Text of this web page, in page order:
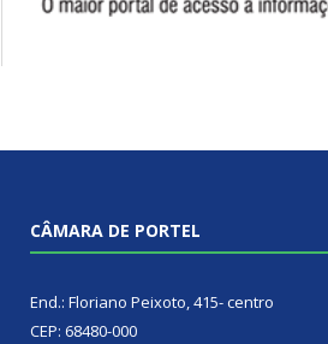
CÂMARA DE PORTEL
End.: Floriano Peixoto, 415- centro
CEP: 68480-000